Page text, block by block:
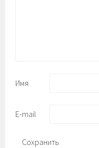
Имя
E-mail
Сохранить